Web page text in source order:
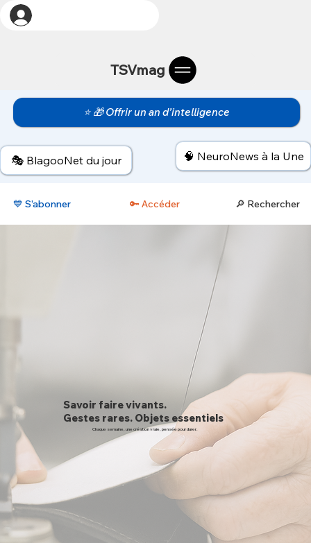
TSVmag
💙 S’abonner 🔑 Accéder 🔎 Rechercher
Savoir faire vivants.
Gestes rares. Objets essentiels
Chaque semaine, une création vraie, pensée pour durer.
🎭 BlagooNet du jour
⭐ 🎁 Offrir un an d’intelligence
🧠 NeuroNews à la Une